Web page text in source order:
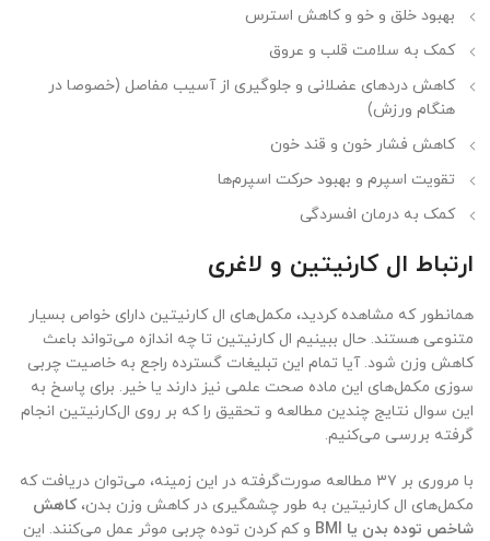
بهبود خلق و خو و کاهش استرس
کمک به سلامت قلب و عروق
کاهش دردهای عضلانی و جلوگیری از آسیب مفاصل (خصوصا در
هنگام ورزش)
کاهش فشار خون و قند خون
تقویت اسپرم و بهبود حرکت اسپرم‌ها
کمک به درمان افسردگی
ارتباط ال کارنیتین و لاغری
همانطور که مشاهده کردید، مکمل‌های ال کارنیتین دارای خواص بسیار
متنوعی هستند. حال ببینیم ال کارنیتین تا چه اندازه می‌تواند باعث
کاهش وزن شود. آیا تمام این تبلیغات گسترده راجع به خاصیت چربی
سوزی مکمل‌های این ماده صحت علمی نیز دارند یا خیر. برای پاسخ به
این سوال نتایج چندین مطالعه و تحقیق را که بر روی ال‌کارنیتین انجام
گرفته بررسی می‌کنیم.
با مروری بر ۳۷ مطالعه صورت‌گرفته در این زمینه، می‌توان دریافت که
مکمل‌های ال کارنیتین به طور چشمگیری در کاهش وزن بدن،کاهش
شاخص توده بدن یا BMI
و کم کردن توده چربی موثر عمل می‌کنند. این